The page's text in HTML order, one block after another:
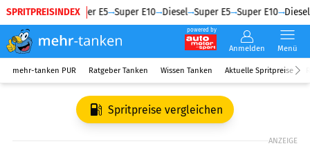
SPRITPREISINDEX
Diesel Super E5 Super E10 Diesel Super E5 Super E10 Diesel
powered by
Anmelden Menü
mehr-tanken PUR Ratgeber Tanken Wissen Tanken Aktuelle Spritpreise
Spritpreise vergleichen
ANZEIGE